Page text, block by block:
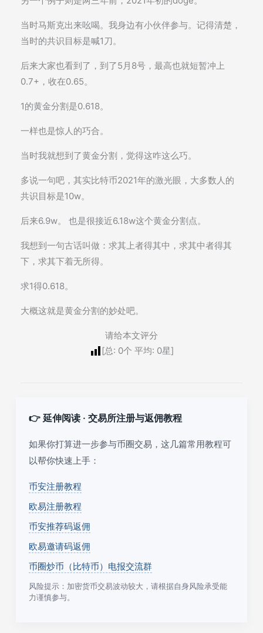
当时马斯克出来吆喝。我身边有小伙伴参与。记得清楚，
当时的共识目标是喊1刀。
后来大家也看到了，到了5月8号，最高也就短暂冲上
0.7+，收在0.65。
1的黄金分割是0.618。
一样也是惊人的巧合。
当时我就想到了黄金分割，觉得这咋这么巧。
多说一句吧，其实比特币2021年的激光眼，大多数人的
共识目标是10w。
后来6.9w。 也是很接近6.18w这个黄金分割点。
我想到一句古话叫做：求其上者得其中，求其中者得其
下，求其下着无所得。
求1得0.618。
大概这就是黄金分割的妙处吧。
请给本文评分
[总: 0个 平均: 0星]
👉 延伸阅读 · 交易所注册与返佣教程
如果你打算进一步参与币圈交易，这几篇常用教程可
以帮你快速上手：
币安注册教程
欧易注册教程
币安推荐码返佣
欧易邀请码返佣
币圈炒币（比特币）电报交流群
风险提示：加密货币交易波动较大，请根据自身风险承受能
力谨慎参与。